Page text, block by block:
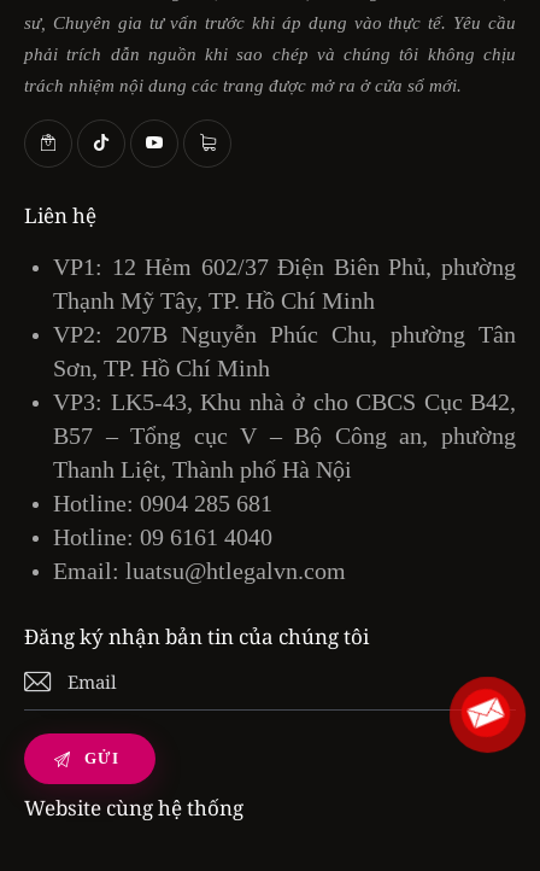
sư, Chuyên gia tư vấn trước khi áp dụng vào thực tế. Yêu cầu
phải trích dẫn nguồn khi sao chép và chúng tôi không chịu
trách nhiệm nội dung các trang được mở ra ở cửa sổ mới.
Liên hệ
VP1: 12 Hẻm 602/37 Điện Biên Phủ, phường
Thạnh Mỹ Tây, TP. Hồ Chí Minh
VP2: 207B Nguyễn Phúc Chu, phường Tân
Sơn, TP. Hồ Chí Minh
VP3: LK5-43, Khu nhà ở cho CBCS Cục B42,
B57 – Tổng cục V – Bộ Công an, phường
Thanh Liệt, Thành phố Hà Nội
Hotline: 0904 285 681
Hotline: 09 6161 4040
Email: luatsu@htlegalvn.com
Đăng ký nhận bản tin của chúng tôi
Website cùng hệ thống